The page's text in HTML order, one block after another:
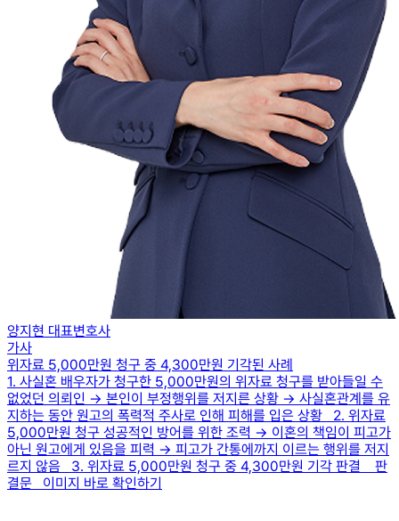
양지현 대표변호사
가사
위자료 5,000만원 청구 중 4,300만원 기각된 사례
1. 사실혼 배우자가 청구한 5,000만원의 위자료 청구를 받아들일 수
없었던 의뢰인 → 본인이 부정행위를 저지른 상황 → 사실혼관계를 유
지하는 동안 원고의 폭력적 주사로 인해 피해를 입은 상황 2. 위자료
5,000만원 청구 성공적인 방어를 위한 조력 → 이혼의 책임이 피고가
아닌 원고에게 있음을 피력 → 피고가 간통에까지 이르는 행위를 저지
르지 않음 3. 위자료 5,000만원 청구 중 4,300만원 기각 판결 판
결문 이미지 바로 확인하기